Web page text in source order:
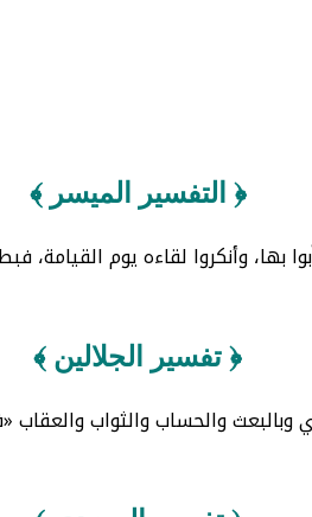
﴿ التفسير الميسر ﴾
بها، وأنكروا لقاءه يوم
﴿ تفسير الجلالين ﴾
وبالبعث والحساب والثواب